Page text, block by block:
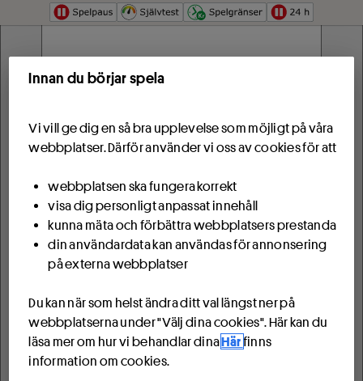
Hoppa till innehåll
Spel
PIX - Färdiga spel
Resultat
Sportservice
Spela tillsammans
Spela i lag
Tjänsten svarar inte på grund av ett systemfel.
Innan du börjar spela
Vi vill ge dig en så bra upplevelse som möjligt på våra
webbplatser. Därför använder vi oss av cookies för att
webbplatsen ska fungera korrekt
visa dig personligt anpassat innehåll
kunna mäta och förbättra webbplatsers prestanda
din användardata kan användas för annonsering
på externa webbplatser
Du kan när som helst ändra ditt val längst ner på
webbplatserna under "Välj dina cookies". Här kan du
läsa mer om hur vi behandlar dinaHär finns
information om cookies.